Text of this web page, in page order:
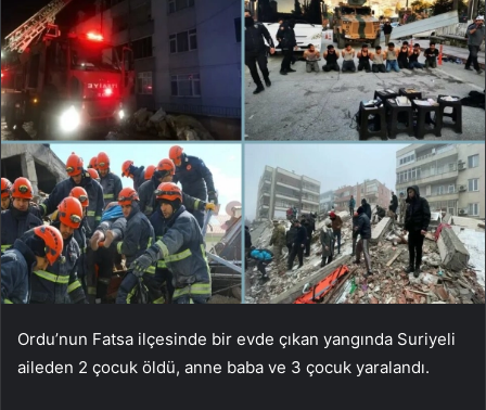
Ordu’nun Fatsa ilçesinde bir evde çıkan yangında Suriyeli
aileden 2 çocuk öldü, anne baba ve 3 çocuk yaralandı.